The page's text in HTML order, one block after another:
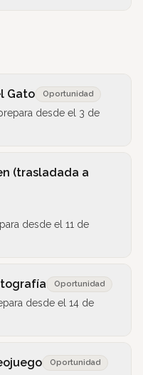
Gato Oportunidad
desde el 3 de
(trasladada a
desde el 11 de
Oportunidad
desde el 14 de
Oportunidad